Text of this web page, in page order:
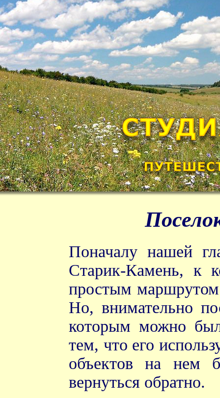
Поначалу нашей
Старик-Камень, к
простым маршрутом
Но, внимательно
которым можно
тем, что его
объектов на нем
вернуться обратно.